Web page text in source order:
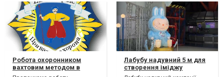
Робота охоронником
вахтовим методом в
Закарпатській обл.
Лабубу надувний 5 м для
створення іміджу
компанії та збільшення